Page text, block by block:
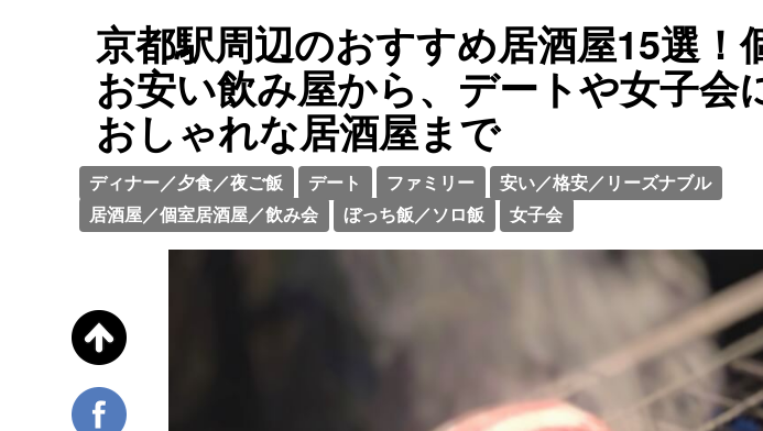
京都駅周辺のおすすめ居酒屋15選！
お安い飲み屋から、デートや女子会
おしゃれな居酒屋まで
ディナー／夕食／夜ご飯 デート ファミリー
安い／格安／リーズナブル
居酒屋／個室居酒屋／飲み会
ぼっち飯／ソロ飯 女子会